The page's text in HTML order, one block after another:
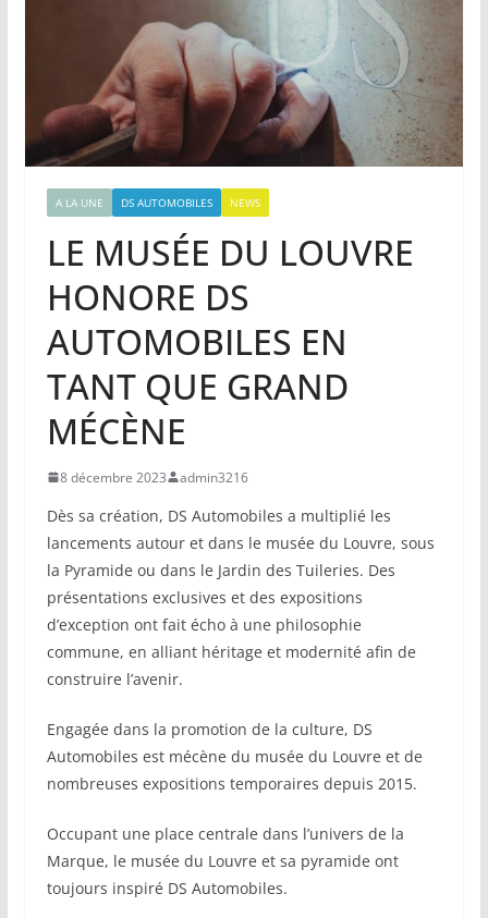
A LA UNE DS AUTOMOBILES NEWS
LE MUSÉE DU LOUVRE
HONORE DS
AUTOMOBILES EN
TANT QUE GRAND
MÉCÈNE
8 décembre 2023 admin3216
Dès sa création, DS Automobiles a multiplié les
lancements autour et dans le musée du Louvre, sous
la Pyramide ou dans le Jardin des Tuileries. Des
présentations exclusives et des expositions
d’exception ont fait écho à une philosophie
commune, en alliant héritage et modernité afin de
construire l’avenir.
Engagée dans la promotion de la culture, DS
Automobiles est mécène du musée du Louvre et de
nombreuses expositions temporaires depuis 2015.
Occupant une place centrale dans l’univers de la
Marque, le musée du Louvre et sa pyramide ont
toujours inspiré DS Automobiles.